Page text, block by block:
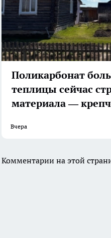
Поликарбонат
теплицы сейчас
материала —
Вчера
Комментарии на этой